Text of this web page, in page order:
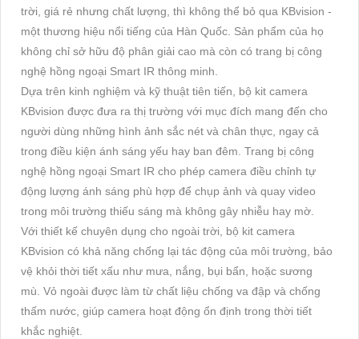
trời, giá rẻ nhưng chất lượng, thì không thể bỏ qua KBvision -
một thương hiệu nổi tiếng của Hàn Quốc. Sản phẩm của họ
không chỉ sở hữu độ phân giải cao mà còn có trang bị công
nghệ hồng ngoại Smart IR thông minh.
Dựa trên kinh nghiệm và kỹ thuật tiên tiến, bộ kit camera
KBvision được đưa ra thị trường với mục đích mang đến cho
người dùng những hình ảnh sắc nét và chân thực, ngay cả
trong điều kiện ánh sáng yếu hay ban đêm. Trang bị công
nghệ hồng ngoại Smart IR cho phép camera điều chỉnh tự
động lượng ánh sáng phù hợp để chụp ảnh và quay video
trong môi trường thiếu sáng mà không gây nhiễu hay mờ.
Với thiết kế chuyên dụng cho ngoài trời, bộ kit camera
KBvision có khả năng chống lại tác động của môi trường, bảo
vệ khỏi thời tiết xấu như mưa, nắng, bụi bẩn, hoặc sương
mù. Vỏ ngoài được làm từ chất liệu chống va đập và chống
thấm nước, giúp camera hoạt động ổn định trong thời tiết
khắc nghiệt.